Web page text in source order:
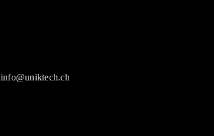
info@uniktech.ch